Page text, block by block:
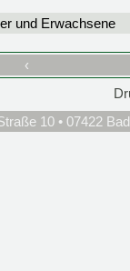
und Erwachsene
‹
10 • 07422